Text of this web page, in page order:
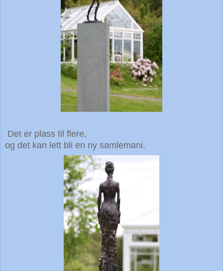
Det er plass til flere,
og det kan lett bli en ny samlemani.